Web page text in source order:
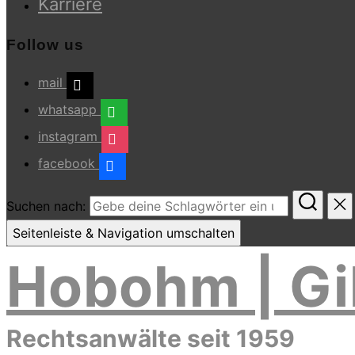
Follow us
mail
whatsapp
instagram
facebook
Suchen nach:
Seitenleiste & Navigation umschalten
Hobohm |
Rechtsanwälte seit 1959